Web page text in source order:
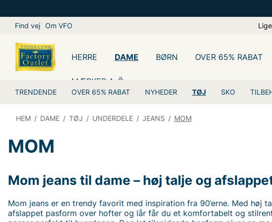
Find vej Om VFO
HERRE DAME
TRENDENDE OVER 65% RABAT NYHEDER TØJ SKO
BØRN OVER 65% RABAT
MÆRKER A-Ö
HEM / DAME / TØJ / UNDERDELE / JEANS / MOM
MOM
Mom jeans til dame – høj talje og
Mom jeans er en trendy favorit med inspiration fra 90’erne. Med høj
afslappet pasform over hofter og lår får du et komfortabelt og